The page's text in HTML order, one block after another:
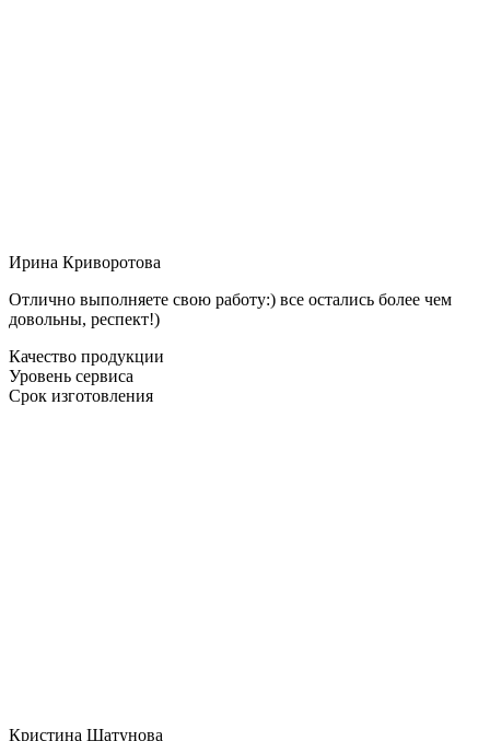
Ирина Криворотова
Отлично выполняете свою работу:) все остались более чем
довольны, респект!)
Качество продукции
Уровень сервиса
Срок изготовления
Кристина Шатунова